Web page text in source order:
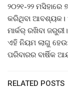
୨୦୨୧-୨୨ ମସିହାରେ
କରିଥିବା ଆବଶ୍ୟକ।
ମାର୍କର୍ ରଖିବା
ଏହି ନିୟମ ଲାଗୁ
ପରିବାରର ବାର୍ଷିକ
RELATED POSTS